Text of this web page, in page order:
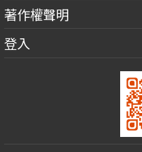
著作權聲明
登入